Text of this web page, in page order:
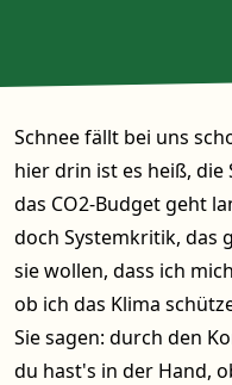
Schnee fällt bei uns
hier drin ist es heiß, die
das CO2-Budget geht
doch Systemkritik, das
sie wollen, dass ich
ob ich das Klima
Sie sagen: durch den
du hast's in der Hand,